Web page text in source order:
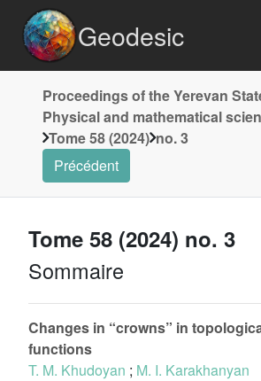
Geodesic
Proceedings of the Yerevan
Physical and mathematical
Tome 58 (2024) no. 3
Précédent
Tome 58 (2024) no. 3
Sommaire
Changes in “crowns” in
functions
T. M. Khudoyan ; M. I. Karakhanyan